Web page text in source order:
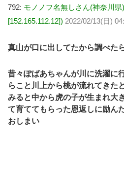
792: モノノフ名無しさん(神奈川県
[152.165.112.12]) 2022/02/13(日)
真山が口に出してたから調べた
昔々ぽばあちゃんが川に洗濯に
らこと川上から桃が流れてきた
みると中から虎の子が生まれ大
て育ててもらった恩返しに励ん
おしまい